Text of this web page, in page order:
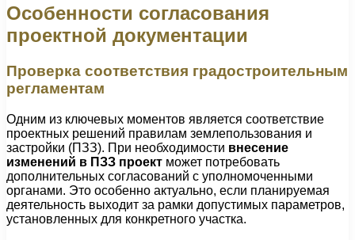
Особенности согласования
проектной документации
Проверка соответствия градостроительным
регламентам
Одним из ключевых моментов является соответствие
проектных решений правилам землепользования и
застройки (ПЗЗ). При необходимости внесение
изменений в ПЗЗ проект может потребовать
дополнительных согласований с уполномоченными
органами. Это особенно актуально, если планируемая
деятельность выходит за рамки допустимых параметров,
установленных для конкретного участка.